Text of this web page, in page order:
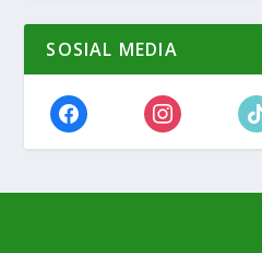
SOSIAL MEDIA